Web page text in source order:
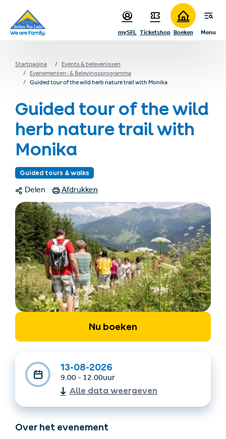
Ga naar hoofdinhoud
Ga naar inhoudsopgave
Ga naar hoofdnavigatie
Menu
mySFL Ticketshop Boeken
Accommodatie
vinden
Ticket- &
cadeaushop
Nederlands
+43/5476/6239
Startpagina
Events & belevenissen
Evenementen- & Belevingsprogramma
Guided tour of the wild herb nature trail with Monika
Guided tour of the wild
herb nature trail with
Monika
Guided tours & walks
Delen Afdrukken
Nu boeken
13-08-2026
9.00 - 12.00uur
Alle data weergeven
Over het evenement